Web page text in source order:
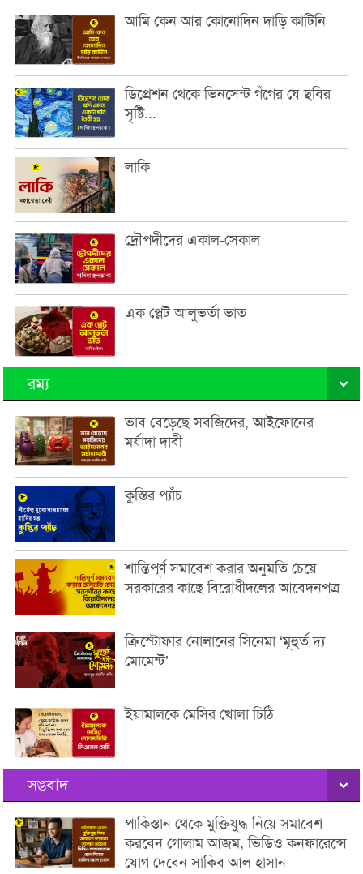
আমি কেন আর কোনোদিন দাড়ি কাটিনি
ডিপ্রেশন থেকে ভিনসেন্ট গঁগের যে ছবির
সৃষ্টি...
লাকি
দ্রৌপদীদের একাল-সেকাল
এক প্লেট আলুভর্তা ভাত
রম্য
ভাব বেড়েছে সবজিদের, আইফোনের
মর্যাদা দাবী
কুস্তির প্যাঁচ
শান্তিপূর্ণ সমাবেশ করার অনুমতি চেয়ে
সরকারের কাছে বিরোধীদলের আবেদনপত্র
ক্রিস্টোফার নোলানের সিনেমা ‘মূহুর্ত দ্য
মোমেন্ট’
ইয়ামালকে মেসির খোলা চিঠি
সঙবাদ
পাকিস্তান থেকে মুক্তিযুদ্ধ নিয়ে সমাবেশ
করবেন গোলাম আজম, ভিডিও কনফারেন্সে
যোগ দেবেন সাকিব আল হাসান